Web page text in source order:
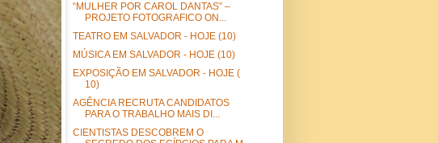
“MULHER POR CAROL DANTAS” –
PROJETO FOTOGRAFICO ON...
TEATRO EM SALVADOR - HOJE (10)
MÚSICA EM SALVADOR - HOJE (10)
EXPOSIÇÃO EM SALVADOR - HOJE (
10)
AGÊNCIA RECRUTA CANDIDATOS
PARA O TRABALHO MAIS DI...
CIENTISTAS DESCOBREM O